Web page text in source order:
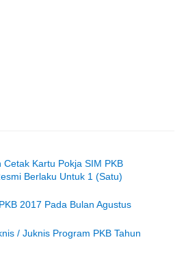
Kartu Pokja SIM PKB
Berlaku Untuk 1 (Satu)
2017 Pada Bulan Agustus
/ Juknis Program PKB Tahun